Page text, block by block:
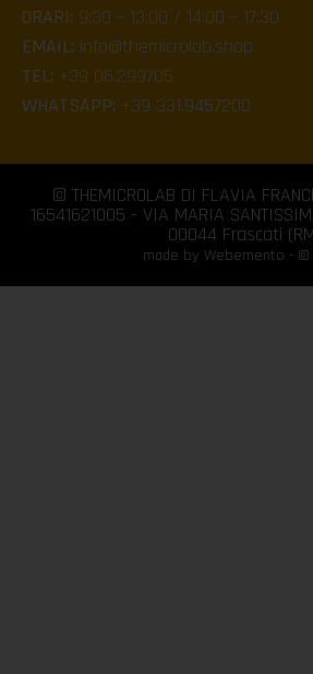
ORARI: 9:30 – 13:00 / 14:00 – 17:30
EMAIL: info@themicrolab.shop
TEL: +39 06.299705
WHATSAPP: +39 331.9457200
© THEMICROLAB DI FLAVIA
16541621005 - VIA MARIA
00044 Frascati
made by Webemento - ©